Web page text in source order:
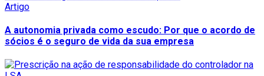
Artigo
A autonomia privada como escudo: Por que o acordo de
sócios é o seguro de vida da sua empresa